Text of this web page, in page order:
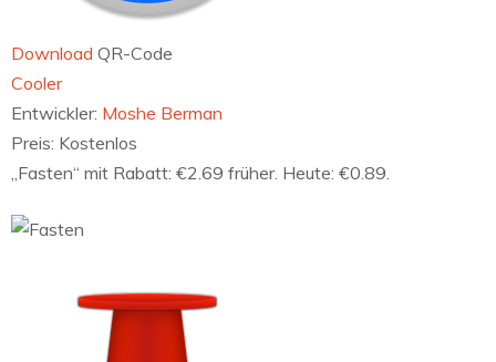
Download QR-Code
‎Cooler
Entwickler: Moshe Berman
Preis: Kostenlos
„Fasten“ mit Rabatt: €2.69 früher. Heute: €0.89.